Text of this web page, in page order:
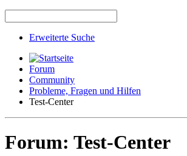
Erweiterte Suche
Forum
Community
Probleme, Fragen und Hilfen
Test-Center
Forum: Test-Center